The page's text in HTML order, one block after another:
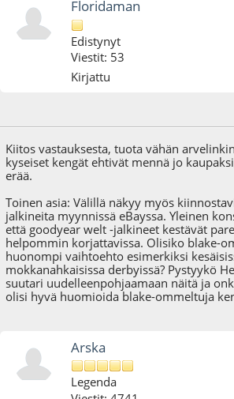
Floridaman
Edistynyt
Viestit: 53
Kirjattu
Kiitos vastauksesta, tuota vähän
kyseiset kengät ehtivät mennä jo
erää.
Toinen asia: Välillä näkyy myös
jalkineita myynnissä eBayssa. Yleinen
että goodyear welt -jalkineet kestävät
helpommin korjattavissa. Olisiko blake-
huonompi vaihtoehto esimerkiksi
mokkanahkaisissa derbyissä? Pystyykö
suutari uudelleenpohjaamaan näitä ja
olisi hyvä huomioida blake-ommeltuja
Arska
Legenda